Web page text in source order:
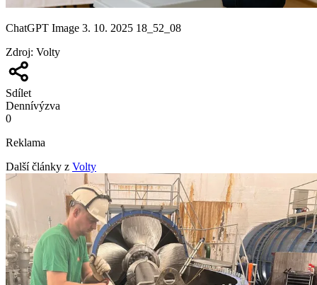
ChatGPT Image 3. 10. 2025 18_52_08
Zdroj: Volty
Sdílet
Dennívýzva
0
Reklama
Další články z Volty